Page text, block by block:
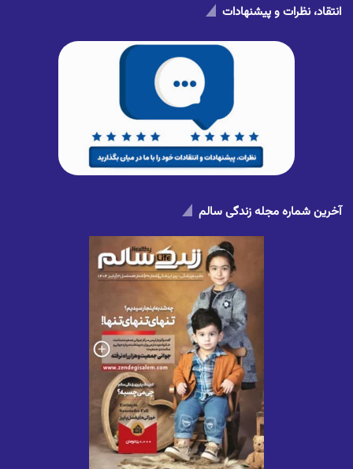
انتقاد، نظرات و پیشنهادات
آخرین شماره مجله زندگی سالم